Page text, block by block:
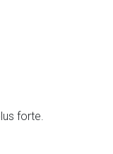
forte.